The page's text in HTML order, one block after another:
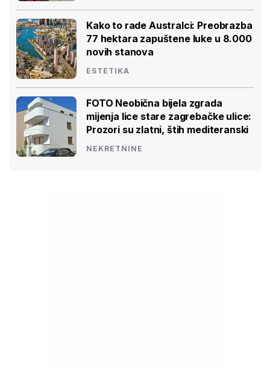
Kako to rade Australci: Preobrazba
77 hektara zapuštene luke u 8.000
novih stanova
ESTETIKA
FOTO Neobična bijela zgrada
mijenja lice stare zagrebačke ulice:
Prozori su zlatni, štih mediteranski
NEKRETNINE